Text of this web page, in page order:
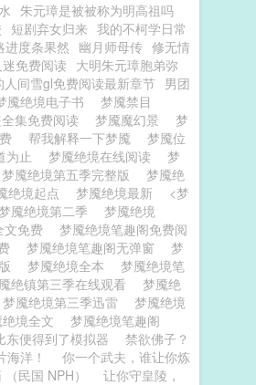
朱元璋是被被称为明高祖吗
短剧弃女归来 我的不柯学日常
进度条果然 幽月师母传 修无情
免费阅读 大明朱元璋胞弟弥
人间雪gl免费阅读最新章节 男团
魇绝境电子书
梦魇禁目
集免费阅读 梦魇魔幻景
梦
帮我解释一下梦魇
梦魇位
为止 梦魇绝境在线阅读
梦
梦魇绝境第五季完整版
梦魇绝
绝境起点 梦魇绝境最新
<梦
魇绝境第二季
梦魇绝境
文免费
梦魇绝境笔趣阁免费阅
梦魇绝境笔趣阁无弹窗
梦
梦魇绝境全本
梦魇绝境笔
绝镇第三季在线观看
梦魇绝
梦魇绝境第三季迅雷
梦魇绝境
境全文
梦魇绝境笔趣阁
东便得到了模拟器
禁欲佛子？
洋！
你一个武夫，谁让你炼
（民国 NPH）
让你守皇陵，